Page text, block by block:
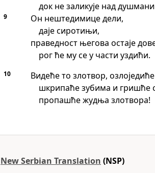
док не заликује над
9
Он нештедимице дели,
даје сиротињи,
праведност његова остаје
рог ће му се у части уздићи.
10
Видеће то злотвор,
шкрипаће зубима и гришће
пропашће жудња злотвора!
New Serbian Translation (NSP)